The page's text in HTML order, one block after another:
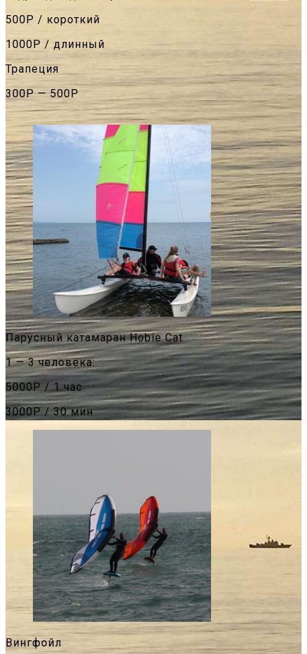
500Р / короткий
1000Р / длинный
Трапеция
300Р — 500Р
Парусный катамаран Hobie Cat
1 — 3 человека:
5000Р / 1 час
3000Р / 30 мин
Вингфойл